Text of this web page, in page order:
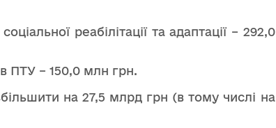
реабілітації та адаптації – 292,0
ПТУ – 150,0 млн грн.
на 27,5 млрд грн (в тому числі на